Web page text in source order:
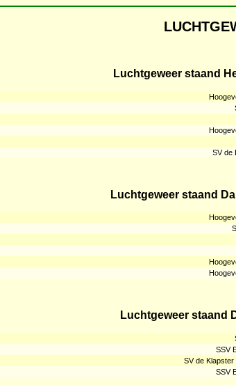
Luchtgeweer staand
SV de
Luchtgeweer staand
Luchtgeweer staand
SSV
SV de
SSV